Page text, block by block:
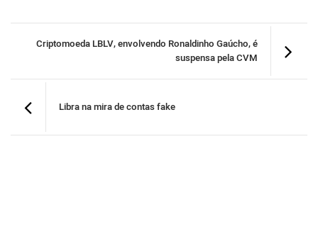
Criptomoeda LBLV, envolvendo Ronaldinho Gaúcho, é
suspensa pela CVM
Libra na mira de contas fake